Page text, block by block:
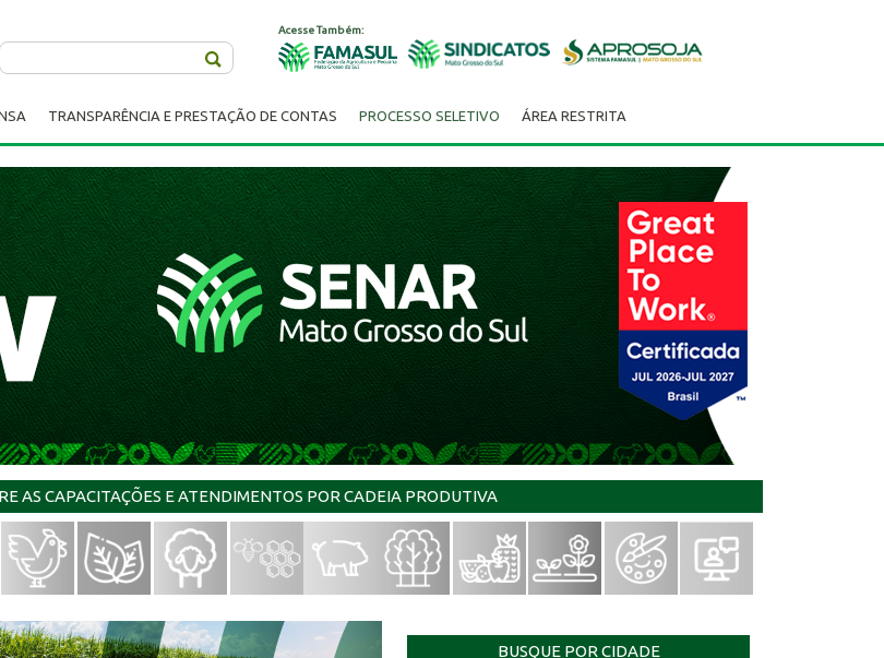
Acesse Também:
TRANSPARÊNCIA E PRESTAÇÃO DE CONTAS PROCESSO SELETIVO
ÁREA RESTRITA
AS CAPACITAÇÕES E ATENDIMENTOS POR CADEIA PRODUTIVA
BUSQUE POR CIDADE